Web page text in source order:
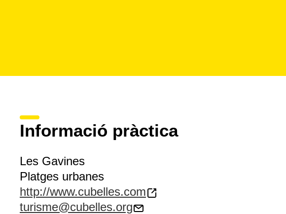
Informació pràctica
Les Gavines
Platges urbanes
http://www.cubelles.com
turisme@cubelles.org